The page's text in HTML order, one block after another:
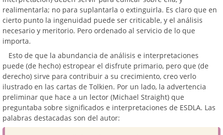
realimentarla; no para suplantarla o extinguirla. Es claro que en
cierto punto la ingenuidad puede ser criticable, y el análisis
necesario y meritorio. Pero ordenado al servicio de lo que
importa.
Esto de que la abundancia de análisis e interpretaciones
puede (de hecho) estropear el disfrute primario, pero que (de
derecho) sirve para contribuir a su crecimiento, creo verlo
ilustrado en las cartas de Tolkien. Por un lado, la advertencia
preliminar que hace a un lector (Michael Straight) que
preguntaba sobre significados e interpretaciones de ESDLA. Las
palabras destacadas son del autor: